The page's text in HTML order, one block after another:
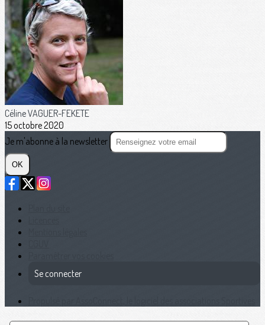
Céline VAGUER-FEKETE
15 octobre 2020
Je m'abonne à la newsletter
OK
Se connecter